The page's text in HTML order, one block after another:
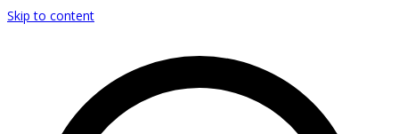
Skip to content